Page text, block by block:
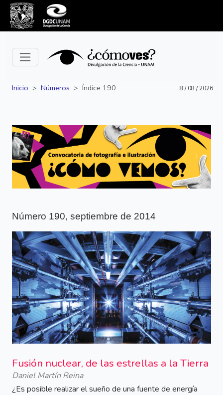
Inicio Números Índice 190 8 / 08 / 2026
Siguiente Anterior
Número 190, septiembre de 2014
Fusión nuclear, de las estrellas a la Tierra
Daniel Martín Reina
¿Es posible realizar el sueño de una fuente de energía